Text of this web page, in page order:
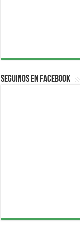
Seguinos en Facebook